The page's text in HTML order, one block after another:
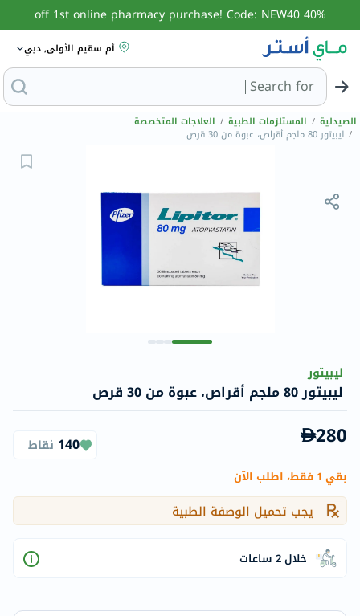
40% off 1st online pharmacy purchase! Code: NEW40
أم سقيم الأولى, دبي
Search forالبحث عن مزيل عر
الصيدلية / المستلزمات الطبية / العلاجات المتخصصة
/ ليبيتور 80 ملجم أقراص، عبوة من 30 قرص
ليبيتور
ليبيتور 80 ملجم أقراص، عبوة من 30 قرص
280
140 نقاط
بقي 1 فقط، اطلب الآن
يجب تحميل الوصفة الطبية
خلال 2 ساعات